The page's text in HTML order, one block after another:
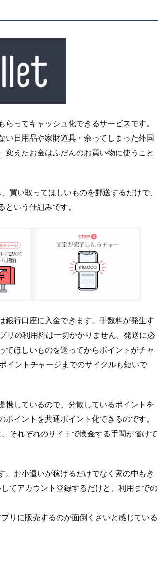
ってキャッシュ化できるサービスです。
い日用品や家財道具・余ってしまった外国
えたお金はふだんのお買い物に使うこと
買い取ってほしいものを郵送するだけで、
いう仕組みです。
銀行口座に入金できます。手数料が発生す
リの利用料は一切かかりません。発送に必
てほしいものを送ってからポイントがチャ
イントチャージまでのサイクルも短いで
携しているので、分散しているポイントを
イントを共通ポイント化できるのです。
それぞれのサイトで換金する手間が省けて
。お小遣いが稼げるだけでなく家の中もき
てアカウント登録するだけと、利用までの
リに販売するのが面倒くさいと感じている